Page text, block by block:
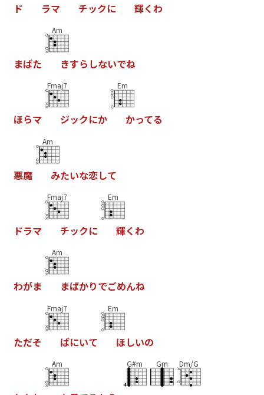
ド ラマ チックに 輝くわ
まばた
Am
きすら しないでね
ほらマ
Fmaj7
ジックにか
Em
かってる
悪魔
Am
みたいな恋して
ドラマ
Fmaj7
チックに
Em
輝くわ
わがま
Am
まばかりでごめんね
ただそ
Fmaj7
ばにいて
Em
ほしいの
Am G#m Gm Dm/G